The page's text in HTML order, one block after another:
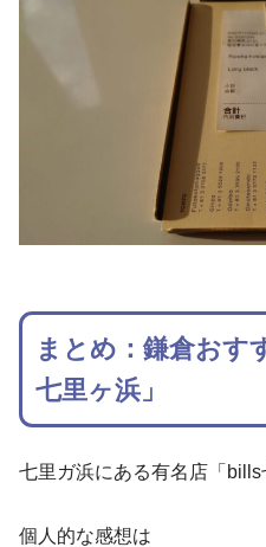
まとめ：鎌倉おす
七里ヶ浜」
七里ガ浜にある有名店「bills
個人的な感想は